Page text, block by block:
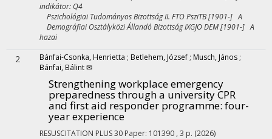
indikátor: Q4
Pszichológiai Tudományos Bizottság II. FTO PsziTB [1901-] A
Demográfiai Osztályközi Állandó Bizottság IXGJO DEM [1901-] A
hazai
2 Bánfai-Csonka, Henrietta ; Betlehem, József ; Musch, János ;
Bánfai, Bálint ✉
Strengthening workplace emergency
preparedness through a university CPR
and first aid responder programme: four-
year experience
RESUSCITATION PLUS30 Paper: 101390 , 3 p. (2026)